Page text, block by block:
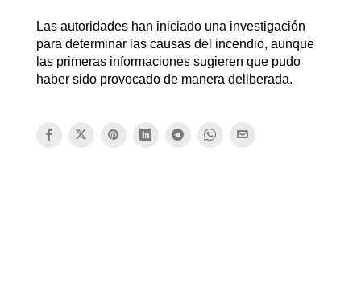
Las autoridades han iniciado una investigación
para determinar las causas del incendio, aunque
las primeras informaciones sugieren que pudo
haber sido provocado de manera deliberada.